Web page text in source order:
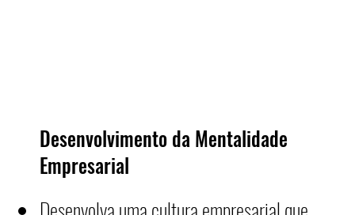
Desenvolvimento da Mentalidade
Empresarial